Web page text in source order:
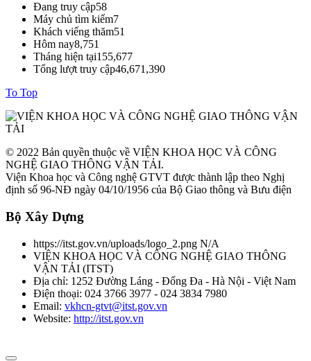
Đang truy cập58
Máy chủ tìm kiếm7
Khách viếng thăm51
Hôm nay8,751
Tháng hiện tại155,677
Tổng lượt truy cập46,671,390
To Top
© 2022 Bản quyền thuộc về VIỆN KHOA HỌC VÀ CÔNG
NGHỆ GIAO THÔNG VẬN TẢI.
Viện Khoa học và Công nghệ GTVT được thành lập theo Nghị
định số 96-NĐ ngày 04/10/1956 của Bộ Giao thông và Bưu điện
Bộ Xây Dựng
https://itst.gov.vn/uploads/logo_2.png N/A
VIỆN KHOA HỌC VÀ CÔNG NGHỆ GIAO THÔNG
VẬN TẢI (ITST)
Địa chỉ: 1252 Đường Láng - Đống Đa - Hà Nội - Việt Nam
Điện thoại: 024 3766 3977 - 024 3834 7980
Email: vkhcn-gtvt@itst.gov.vn
Website: http://itst.gov.vn